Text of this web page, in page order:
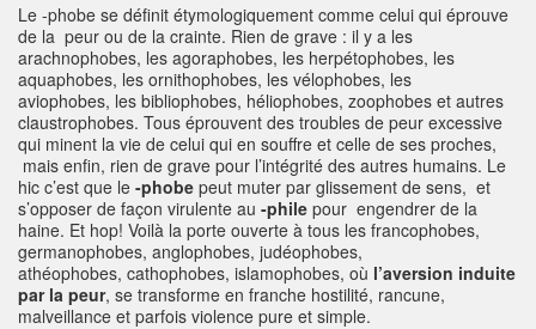
Le -phobe se définit étymologiquement comme celui qui éprouve
de la peur ou de la crainte. Rien de grave : il y a les
arachnophobes, les agoraphobes, les herpétophobes, les
aquaphobes, les ornithophobes, les vélophobes, les
aviophobes, les bibliophobes, héliophobes, zoophobes et autres
claustrophobes. Tous éprouvent des troubles de peur excessive
qui minent la vie de celui qui en souffre et celle de ses proches,
mais enfin, rien de grave pour l’intégrité des autres humains. Le
hic c’est que le -phobe peut muter par glissement de sens, et
s’opposer de façon virulente au -phile pour engendrer de la
haine. Et hop! Voilà la porte ouverte à tous les francophobes,
germanophobes, anglophobes, judéophobes,
athéophobes, cathophobes, islamophobes, où l’aversion induite
par la peur, se transforme en franche hostilité, rancune,
malveillance et parfois violence pure et simple.